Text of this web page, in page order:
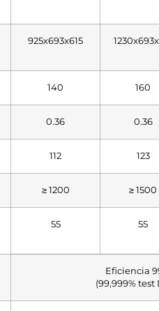
925x693x615
140 160
0.36 0.36
112 123
≥ 1200 ≥ 1500
55 55
Eficiencia
(99,999% test